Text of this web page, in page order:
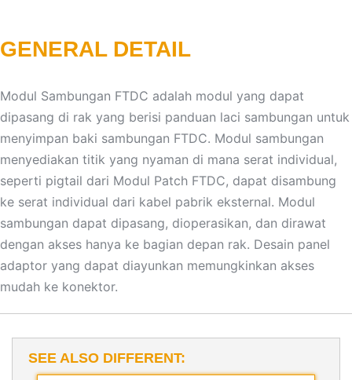
GENERAL DETAIL
Modul Sambungan FTDC adalah modul yang dapat
dipasang di rak yang berisi panduan laci sambungan untuk
menyimpan baki sambungan FTDC. Modul sambungan
menyediakan titik yang nyaman di mana serat individual,
seperti pigtail dari Modul Patch FTDC, dapat disambung
ke serat individual dari kabel pabrik eksternal. Modul
sambungan dapat dipasang, dioperasikan, dan dirawat
dengan akses hanya ke bagian depan rak. Desain panel
adaptor yang dapat diayunkan memungkinkan akses
mudah ke konektor.
SEE ALSO DIFFERENT: